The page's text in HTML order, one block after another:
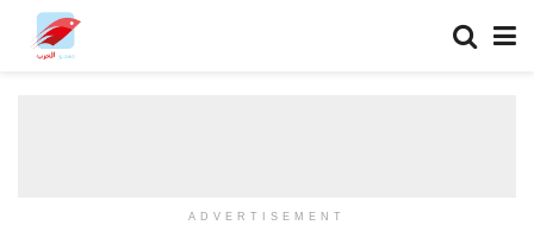
ADVERTISEMENT